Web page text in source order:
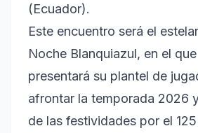
(Ecuador).
Este encuentro será el
Noche Blanquiazul, en el
presentará su plantel de
afrontar la temporada 2026
de las festividades por el